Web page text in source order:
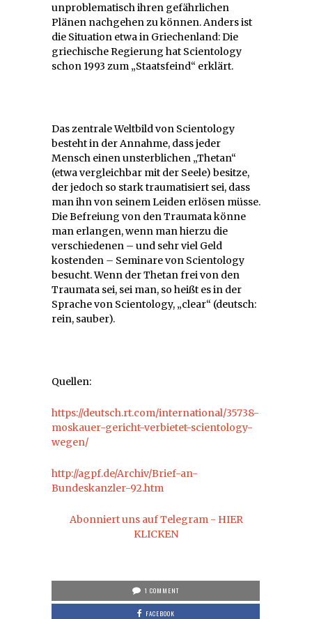
unproblematisch ihren gefährlichen
Plänen nachgehen zu können. Anders ist
die Situation etwa in Griechenland: Die
griechische Regierung hat Scientology
schon 1993 zum „Staatsfeind“ erklärt.
Das zentrale Weltbild von Scientology
besteht in der Annahme, dass jeder
Mensch einen unsterblichen „Thetan“
(etwa vergleichbar mit der Seele) besitze,
der jedoch so stark traumatisiert sei, dass
man ihn von seinem Leiden erlösen müsse.
Die Befreiung von den Traumata könne
man erlangen, wenn man hierzu die
verschiedenen – und sehr viel Geld
kostenden – Seminare von Scientology
besucht. Wenn der Thetan frei von den
Traumata sei, sei man, so heißt es in der
Sprache von Scientology, „clear“ (deutsch:
rein, sauber).
Quellen:
https://deutsch.rt.com/international/35738-
moskauer-gericht-verbietet-scientology-
wegen/
http://agpf.de/Archiv/Brief-an-
Bundeskanzler-92.htm
Abonniert uns auf Telegram - HIER
KLICKEN
1 COMMENT
FACEBOOK